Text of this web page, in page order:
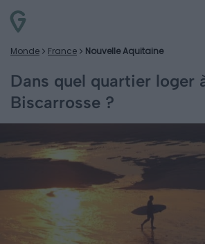
Monde France Nouvelle Aquitaine
Dans quel quartier loger
Biscarrosse ?